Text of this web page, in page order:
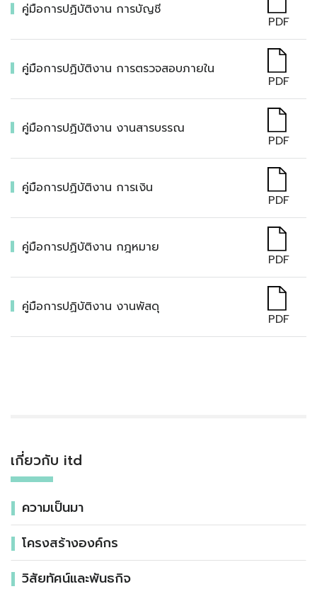
คู่มือการปฏิบัติงาน การบัญชี
PDF
คู่มือการปฏิบัติงาน การตรวจสอบภายใน
PDF
คู่มือการปฏิบัติงาน งานสารบรรณ
PDF
คู่มือการปฏิบัติงาน การเงิน
PDF
คู่มือการปฏิบัติงาน กฎหมาย
PDF
คู่มือการปฏิบัติงาน งานพัสดุ
PDF
เกี่ยวกับ itd
ความเป็นมา
โครงสร้างองค์กร
วิสัยทัศน์และพันธกิจ